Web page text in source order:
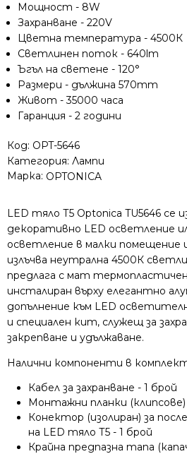
Мощност - 8W
Захранване - 220V
Цветна температура - 4500К
Светлинен поток - 640lm
Ъгъл на светене - 120°
Размери - дължина 570mm
Живот - 35000 часа
Гаранция - 2 години
Код: OPT-5646
Категория: Лампи
Марка: OPTONICA
LED тяло Т5 Optonica TU5646 се
декоративно LED осветление
осветление в малки
излъчва неутрална 4500К
предлага с мат
инсталиран върху елегантно
допълнение към LED
и специален кит, служещ за
закрепване и удължаване.
Налични компоненти в
Кабел за захранване - 1 брой
Монтажни планки (клипсове)
Конектор (изолиран) за
на LED тяло Т5 - 1 брой
Крайна предпазна тапа